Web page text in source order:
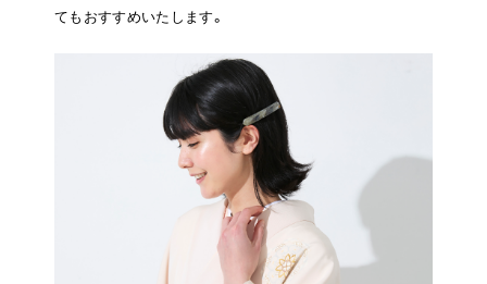
ヘアアレンジ動画
クラフトマンシップ
てもおすすめいたします。